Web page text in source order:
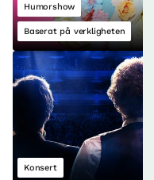
Humorshow
Baserat på verkligheten
Konsert